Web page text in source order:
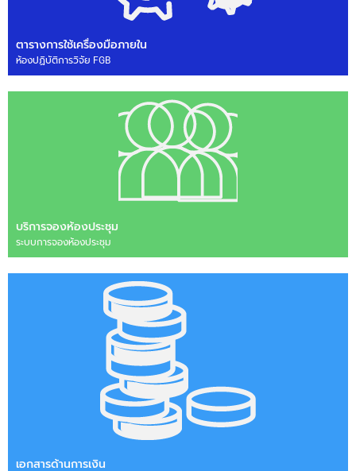
ตารางการใช้เครื่องมือภายใน
ห้องปฏิบัติการวิจัย FGB
บริการจองห้องประชุม
ระบบการจองห้องประชุม
เอกสารด้านการเงิน